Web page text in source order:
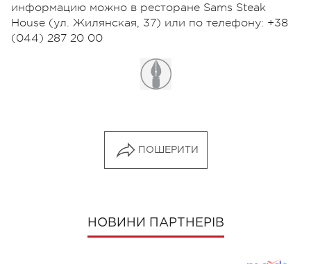
информацию можно в ресторане Sams Steak
House (ул. Жилянская, 37) или по телефону: +38
(044) 287 20 00
ПОШЕРИТИ
НОВИНИ ПАРТНЕРІВ